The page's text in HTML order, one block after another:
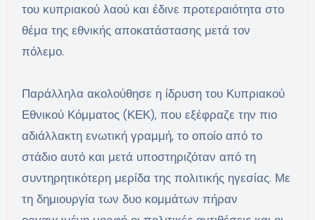
του κυπριακού λαού και έδινε προτεραιότητα στο
θέμα της εθνικής αποκατάστασης μετά τον
πόλεμο.
Παράλληλα ακολούθησε η ίδρυση του Κυπριακού
Εθνικού Κόμματος (ΚΕΚ), που εξέφραζε την πιο
αδιάλλακτη ενωτική γραμμή, το οποίο από το
στάδιο αυτό και μετά υποστηριζόταν από τη
συντηρητικότερη μερίδα της πολιτικής ηγεσίας. Με
τη δημιουργία των δυο κομμάτων πήραν